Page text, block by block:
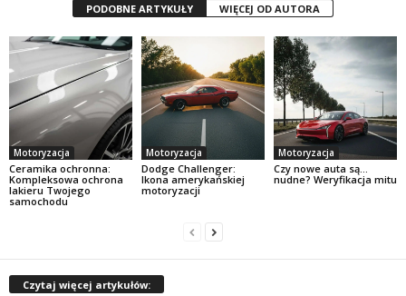
PODOBNE ARTYKUŁY WIĘCEJ OD AUTORA
Motoryzacja
Ceramika ochronna:
Kompleksowa ochrona
lakieru Twojego
samochodu
Motoryzacja
Dodge Challenger:
Ikona amerykańskiej
motoryzacji
Motoryzacja
Czy nowe auta są…
nudne? Weryfikacja mitu
Czytaj więcej artykułów: